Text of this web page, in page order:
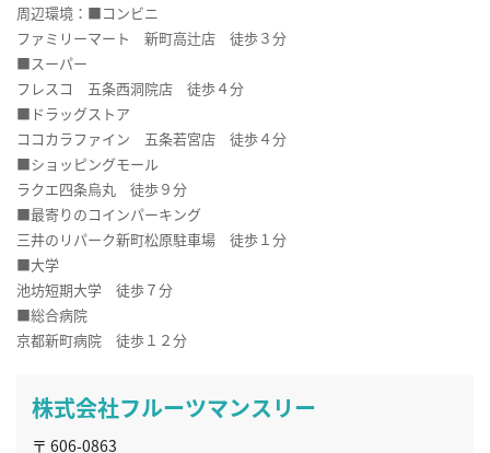
周辺環境：■コンビニ
ファミリーマート 新町高辻店 徒歩３分
■スーパー
フレスコ 五条西洞院店 徒歩４分
■ドラッグストア
ココカラファイン 五条若宮店 徒歩４分
■ショッピングモール
ラクエ四条烏丸 徒歩９分
■最寄りのコインパーキング
三井のリパーク新町松原駐車場 徒歩１分
■大学
池坊短期大学 徒歩７分
■総合病院
京都新町病院 徒歩１２分
株式会社フルーツマンスリー
〒 606-0863